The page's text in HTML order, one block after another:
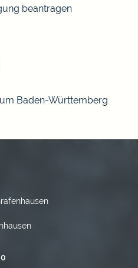
beantragen
Baden-Württemberg